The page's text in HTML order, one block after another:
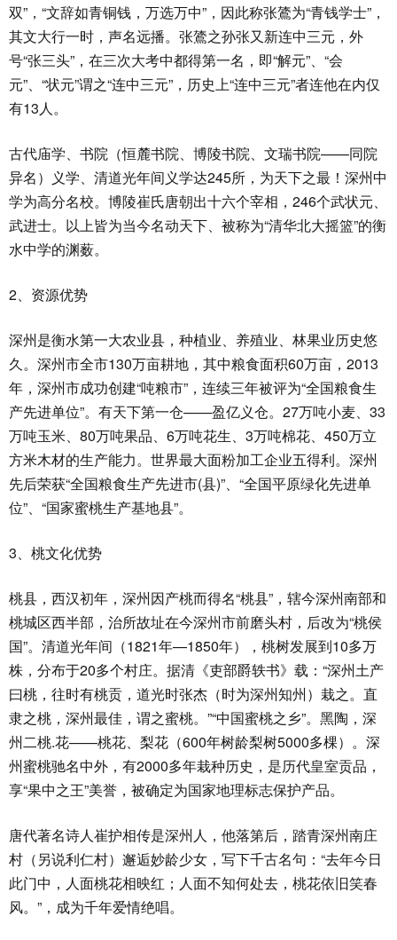
双”，“文辞如青铜钱，万选万中”，因此称张鷟为“青钱学士”，
其文大行一时，声名远播。张鷟之孙张又新连中三元，外
号“张三头”，在三次大考中都得第一名，即“解元”、“会
元”、“状元”谓之“连中三元”，历史上“连中三元”者连他在内仅
有13人。
古代庙学、书院（恒麓书院、博陵书院、文瑞书院——同院
异名）义学、清道光年间义学达245所，为天下之最！深州中
学为高分名校。博陵崔氏唐朝出十六个宰相，246个武状元、
武进士。以上皆为当今名动天下、被称为“清华北大摇篮”的衡
水中学的渊薮。
2、资源优势
深州是衡水第一大农业县，种植业、养殖业、林果业历史悠
久。深州市全市130万亩耕地，其中粮食面积60万亩，2013
年，深州市成功创建“吨粮市”，连续三年被评为“全国粮食生
产先进单位”。有天下第一仓——盈亿义仓。27万吨小麦、33
万吨玉米、80万吨果品、6万吨花生、3万吨棉花、450万立
方米木材的生产能力。世界最大面粉加工企业五得利。深州
先后荣获“全国粮食生产先进市(县)”、“全国平原绿化先进单
位”、“国家蜜桃生产基地县”。
3、桃文化优势
桃县，西汉初年，深州因产桃而得名“桃县”，辖今深州南部和
桃城区西半部，治所故址在今深州市前磨头村，后改为“桃侯
国”。清道光年间（1821年—1850年），桃树发展到10多万
株，分布于20多个村庄。据清《吏部爵轶书》载：“深州土产
曰桃，往时有桃贡，道光时张杰（时为深州知州）栽之。直
隶之桃，深州最佳，谓之蜜桃。”“中国蜜桃之乡”。黑陶，深
州二桃.花——桃花、梨花（600年树龄梨树5000多棵）。深
州蜜桃驰名中外，有2000多年栽种历史，是历代皇室贡品，
享“果中之王”美誉，被确定为国家地理标志保护产品。
唐代著名诗人崔护相传是深州人，他落第后，踏青深州南庄
村（另说利仁村）邂逅妙龄少女，写下千古名句：“去年今日
此门中，人面桃花相映红；人面不知何处去，桃花依旧笑春
风。”，成为千年爱情绝唱。